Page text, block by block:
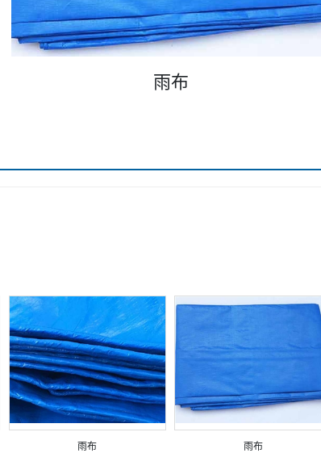
雨布
雨布 雨布